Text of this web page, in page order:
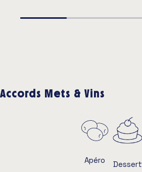
Accords Mets & Vins
Apéro Dessert